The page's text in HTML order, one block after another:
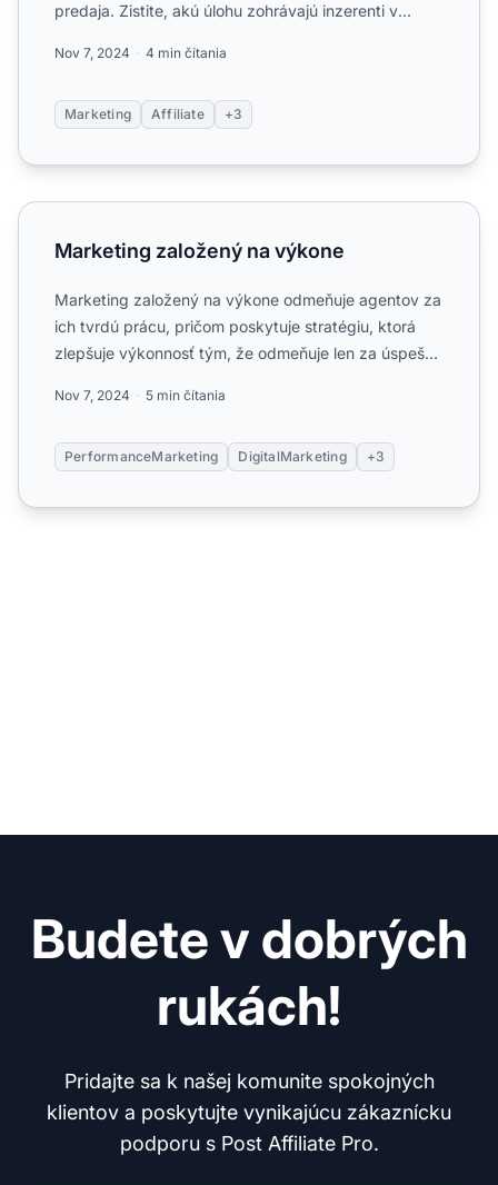
predaja. Zistite, akú úlohu zohrávajú inzerenti v
Nov 7, 2024 4 min čítania
Marketing Affiliate +3
Marketing založený na výkone
Marketing založený na výkone
Marketing založený na výkone odmeňuje agentov za
ich tvrdú prácu, pričom poskytuje stratégiu, ktorá
zlepšuje výkonnosť tým, že odmeňuje len za úspešné
Nov 7, 2024 5 min čítania
PerformanceMarketing DigitalMarketing +3
Budete v dobrých
rukách!
Pridajte sa k našej komunite spokojných
klientov a poskytujte vynikajúcu zákaznícku
podporu s Post Affiliate Pro.